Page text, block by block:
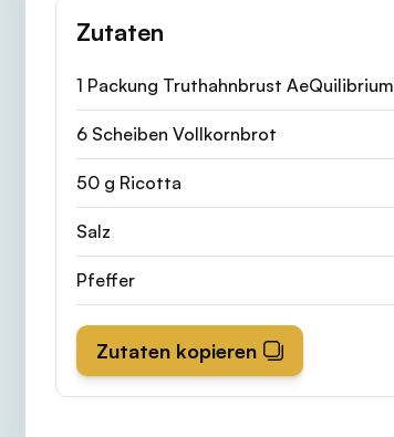
Zutaten
1 Packung Truthahnbrust AeQuilibrium
6 Scheiben Vollkornbrot
50 g Ricotta
Salz
Pfeffer
Zutaten kopieren